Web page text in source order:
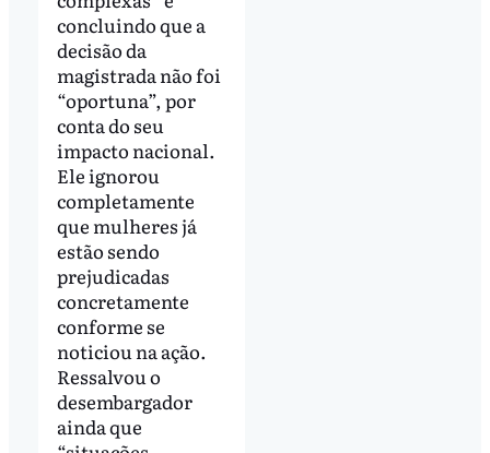
concluindo que a
decisão da
magistrada não foi
“oportuna”, por
conta do seu
impacto nacional.
Ele ignorou
completamente
que mulheres já
estão sendo
prejudicadas
concretamente
conforme se
noticiou na ação.
Ressalvou o
desembargador
ainda que